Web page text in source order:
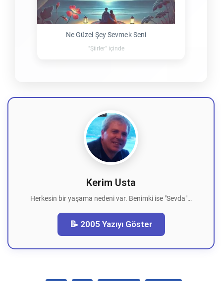
Ne Güzel Şey Sevmek Seni
"Şiirler" içinde
Kerim Usta
Herkesin bir yaşama nedeni var. Benimki ise "Sevda"…
📝 2005 Yazıyı Göster